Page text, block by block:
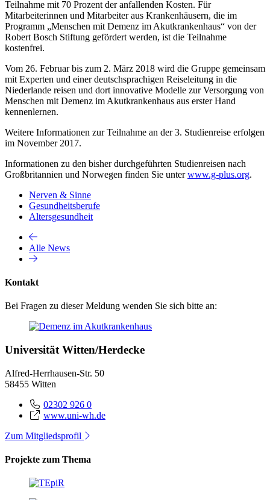
Teilnahme mit 70 Prozent der anfallenden Kosten. Für
Mitarbeiterinnen und Mitarbeiter aus Krankenhäusern, die im
Programm „Menschen mit Demenz im Akutkrankenhaus“ von der
Robert Bosch Stiftung gefördert werden, ist die Teilnahme
kostenfrei.
Vom 26. Februar bis zum 2. März 2018 wird die Gruppe gemeinsam
mit Experten und einer deutschsprachigen Reiseleitung in die
Niederlande reisen und dort innovative Modelle zur Versorgung von
Menschen mit Demenz im Akutkrankenhaus aus erster Hand
kennenlernen.
Weitere Informationen zur Teilnahme an der 3. Studienreise erfolgen
im November 2017.
Informationen zu den bisher durchgeführten Studienreisen nach
Großbritannien und Norwegen finden Sie unterwww.g-plus.org.
Nerven & Sinne
Gesundheitsberufe
Altersgesundheit
Alle News
Kontakt
Bei Fragen zu dieser Meldung wenden Sie sich bitte an:
Universität Witten/Herdecke
Alfred-Herrhausen-Str. 50
58455 Witten
02302 926 0
www.uni-wh.de
Zum Mitgliedsprofil
Projekte zum Thema